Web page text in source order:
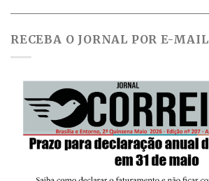
RECEBA O JORNAL POR E-MAIL